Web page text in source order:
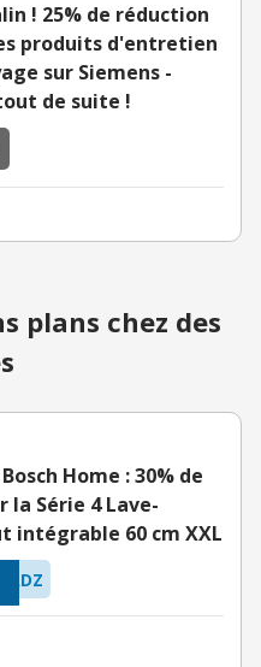
! 25% de réduction
produits d'entretien
sur Siemens -
de suite !
plans chez des
Home : 30% de
la Série 4 Lave-
intégrable 60 cm XXL
ADZ